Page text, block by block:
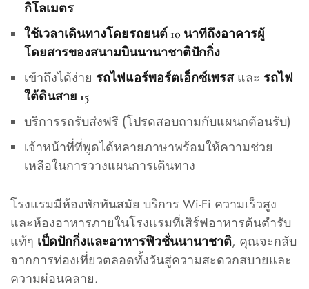
กิโลเมตร
ใช้เวลาเดินทางโดยรถยนต์ 10 นาทีถึงอาคารผู้
โดยสารของสนามบินนานาชาติปักกิ่ง
เข้าถึงได้ง่าย รถไฟแอร์พอร์ตเอ็กซ์เพรสและ รถไฟ
ใต้ดินสาย 15
บริการรถรับส่งฟรี (โปรดสอบถามกับแผนกต้อนรับ)
เจ้าหน้าที่ที่พูดได้หลายภาษาพร้อมให้ความช่วย
เหลือในการวางแผนการเดินทาง
โรงแรมมีห้องพักทันสมัย บริการ Wi-Fi ความเร็วสูง
และห้องอาหารภายในโรงแรมที่เสิร์ฟอาหารต้นตำรับ
แท้ๆ เป็ดปักกิ่งและอาหารฟิวชั่นนานาชาติ, คุณจะกลับ
จากการท่องเที่ยวตลอดทั้งวันสู่ความสะดวกสบายและ
ความผ่อนคลาย.